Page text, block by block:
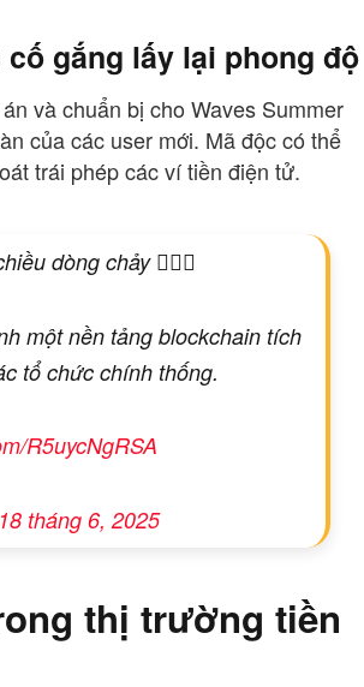
gắng lấy lại phong độ
và chuẩn bị cho Waves Summer
của các user mới. Mã độc có thể
trái phép các ví tiền điện tử.
dòng chảy 🏄🏻‍♂️
một nền tảng blockchain tích
tổ chức chính thống.
R5uycNgRSA
18 tháng 6, 2025
thị trường tiền